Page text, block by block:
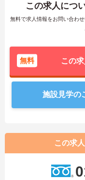
この求人につ
無料で求人情報をお問い合わ
無料 この
施設見学の
この求